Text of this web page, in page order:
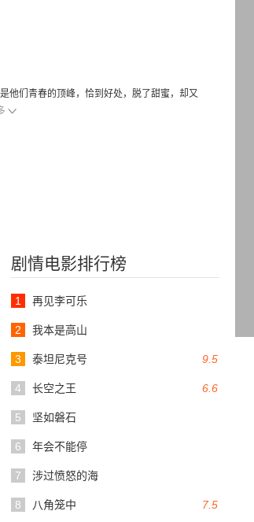
他们青春的顶峰，恰到好处，脱了甜蜜，却又
剧情电影排行榜
1 再见李可乐
2 我本是高山
9.5
3 泰坦尼克号
6.6
4 长空之王
5 坚如磐石
6 年会不能停
7 涉过愤怒的海
7.5
8 八角笼中